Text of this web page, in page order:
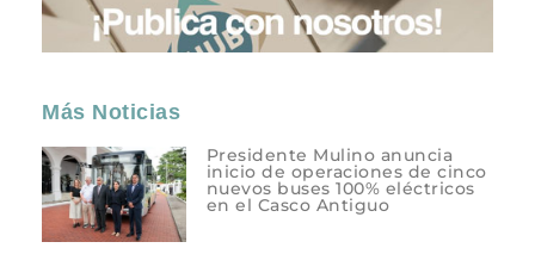
Más Noticias
Presidente Mulino anuncia
inicio de operaciones de cinco
nuevos buses 100% eléctricos
en el Casco Antiguo